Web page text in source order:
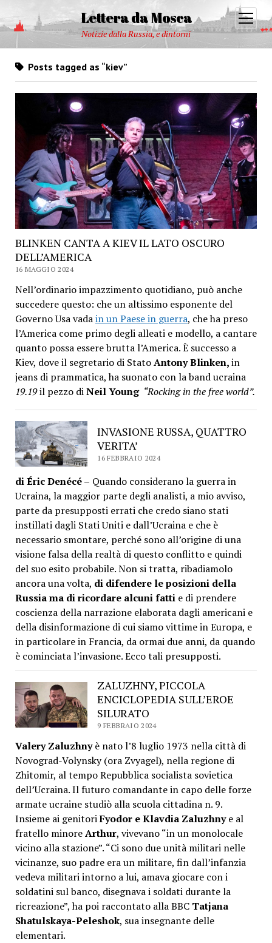
Lettera da Mosca
Notizie dalla Russia, e dintorni
open
menu
Posts tagged as “kiev”
BLINKEN CANTA A KIEV IL LATO OSCURO
DELL’AMERICA
16 MAGGIO 2024
Nell’ordinario impazzimento quotidiano, può anche
succedere questo: che un altissimo esponente del
Governo Usa vadain un Paese in guerra, che ha preso
l’America come primo degli alleati e modello, a cantare
quanto possa essere brutta l’America. È successo a
Kiev, dove il segretario di StatoAntony Blinken,in
jeans di prammatica, ha suonato con la band ucraina
19.19il pezzo diNeil Young“Rocking in the free world”.
INVASIONE RUSSA, QUATTRO
VERITA’
16 FEBBRAIO 2024
di Éric Denécé – Quando considerano la guerra in
Ucraina, la maggior parte degli analisti, a mio avviso,
parte da presupposti errati che credo siano stati
instillati dagli Stati Uniti e dall’Ucraina e che è
necessario smontare, perché sono all’origine di una
visione falsa della realtà di questo conflitto e quindi
del suo esito probabile. Non si tratta, ribadiamolo
ancora una volta, di difendere le posizioni della
Russia ma di ricordare alcuni fattie di prendere
coscienza della narrazione elaborata dagli americani e
della disinformazione di cui siamo vittime in Europa, e
in particolare in Francia, da ormai due anni, da quando
è cominciata l’invasione. Ecco tali presupposti.
ZALUZHNY, PICCOLA
ENCICLOPEDIA SULL’EROE
SILURATO
9 FEBBRAIO 2024
Valery Zaluzhnyè nato l’8 luglio 1973 nella città di
Novograd-Volynsky (ora Zvyagel), nella regione di
Zhitomir, al tempo Repubblica socialista sovietica
dell’Ucraina. Il futuro comandante in capo delle forze
armate ucraine studiò alla scuola cittadina n. 9.
Insieme ai genitoriFyodor e Klavdia Zaluzhnye al
fratello minoreArthur, vivevano “in un monolocale
vicino alla stazione”. “Ci sono due unità militari nelle
vicinanze, suo padre era un militare, fin dall’infanzia
vedeva militari intorno a lui, amava giocare con i
soldatini sul banco, disegnava i soldati durante la
ricreazione”, ha poi raccontato alla BBC Tatjana
Shatulskaya-Peleshok, sua insegnante delle
elementari.